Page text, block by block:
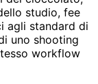
studio, fee
agli standard di
uno shooting
workflow